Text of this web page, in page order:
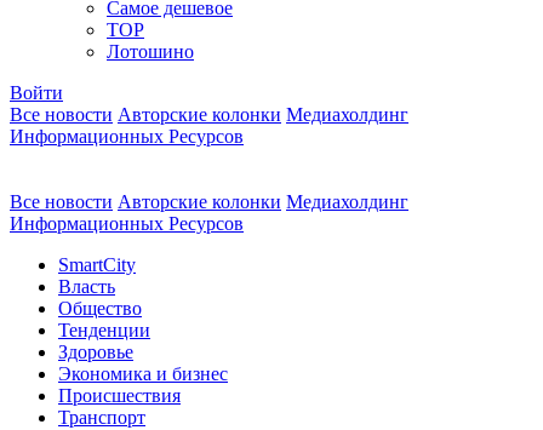
Самое дешевое
TOP
Лотошино
Войти
Все новости Авторские колонки Медиахолдинг
Информационных Ресурсов
Все новости Авторские колонки Медиахолдинг
Информационных Ресурсов
SmartCity
Власть
Общество
Тенденции
Здоровье
Экономика и бизнес
Происшествия
Транспорт